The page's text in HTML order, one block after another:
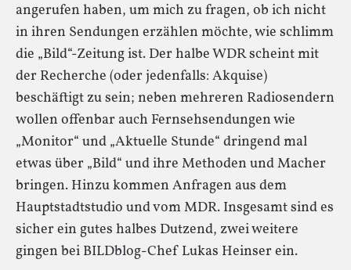
angerufen haben, um mich zu fragen, ob ich nicht
in ihren Sendungen erzählen möchte, wie schlimm
die „Bild“-Zeitung ist. Der halbe WDR scheint mit
der Recherche (oder jedenfalls: Akquise)
beschäftigt zu sein; neben mehreren Radiosendern
wollen offenbar auch Fernsehsendungen wie
„Monitor“ und „Aktuelle Stunde“ dringend mal
etwas über „Bild“ und ihre Methoden und Macher
bringen. Hinzu kommen Anfragen aus dem
Hauptstadtstudio und vom MDR. Insgesamt sind es
sicher ein gutes halbes Dutzend, zwei weitere
gingen bei BILDblog-Chef Lukas Heinser ein.